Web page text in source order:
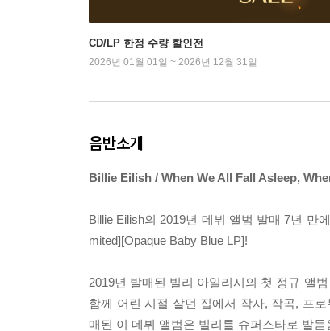
CD/LP 한정 수량 할인전
2026년 01월 01일 ~ 2026년 12월 31일
음반소개
Billie Eilish / When We All Fall Asleep,
Billie Eilish의 2019년 데뷔 앨범 발매 7년 만
mited][Opaque Baby Blue LP]!
2019년 발매된 빌리 아일리시의 첫 정규 앨
함께 어린 시절 살던 집에서 작사, 작곡, 프
매된 이 데뷔 앨범은 빌리를 슈퍼스타로 발